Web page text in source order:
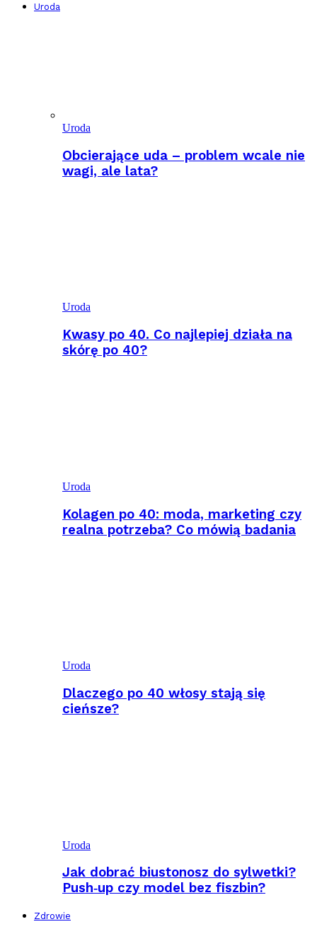
Uroda
Uroda
Obcierające uda – problem wcale nie
wagi, ale lata?
Uroda
Kwasy po 40. Co najlepiej działa na
skórę po 40?
Uroda
Kolagen po 40: moda, marketing czy
realna potrzeba? Co mówią badania
Uroda
Dlaczego po 40 włosy stają się
cieńsze?
Uroda
Jak dobrać biustonosz do sylwetki?
Push‑up czy model bez fiszbin?
Zdrowie